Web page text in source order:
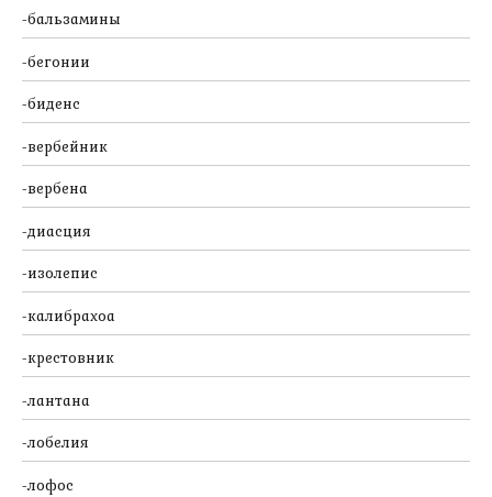
бальзамины
бегонии
биденс
вербейник
вербена
диасция
изолепис
калибрахоа
крестовник
лантана
лобелия
лофос